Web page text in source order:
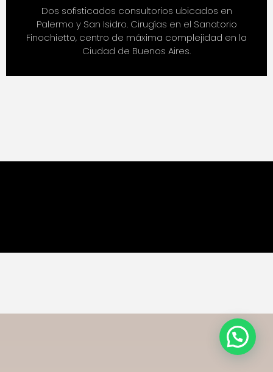
Dos sofisticados consultorios ubicados en
Palermo y San Isidro. Cirugías en el Sanatorio
Finochietto, centro de máxima complejidad en la
Ciudad de Buenos Aires.